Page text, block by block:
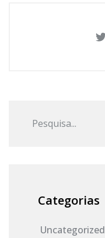
Categorias
Uncategorized